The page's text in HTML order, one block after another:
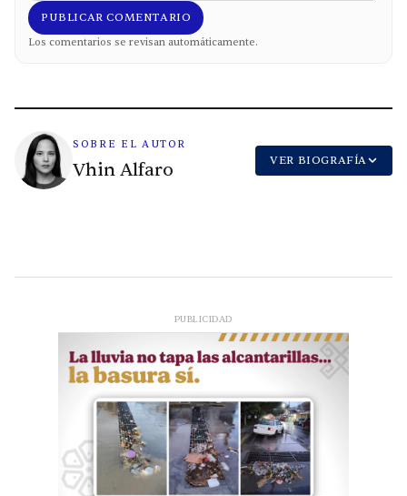
PUBLICAR COMENTARIO
Los comentarios se revisan automáticamente.
SOBRE EL AUTOR
Vhin Alfaro VER BIOGRAFÍA
PUBLICIDAD